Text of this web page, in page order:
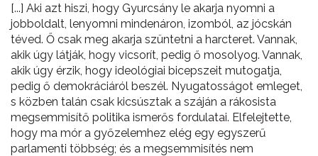
[...] Aki azt hiszi, hogy Gyurcsány le akarja nyomni a
jobboldalt, lenyomni mindenáron, izomból, az jócskán
téved. Ő csak meg akarja szüntetni a harcteret. Vannak,
akik úgy látják, hogy vicsorít, pedig ő mosolyog. Vannak,
akik úgy érzik, hogy ideológiai bicepszeit mutogatja,
pedig ő demokráciáról beszél. Nyugatosságot emleget,
s közben talán csak kicsúsztak a száján a rákosista
megsemmisítő politika ismerős fordulatai. Elfelejtette,
hogy ma mór a győzelemhez elég egy egyszerű
parlamenti többség; és a megsemmisítés nem